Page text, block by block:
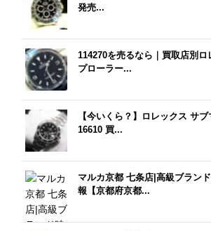
発売...
114270を売るなら｜買取店別ロ
プローラー...
【今いくら？】ロレックス サ
16610 買...
マルカ京都 七条店|高級ブラン
報【京都府京都...